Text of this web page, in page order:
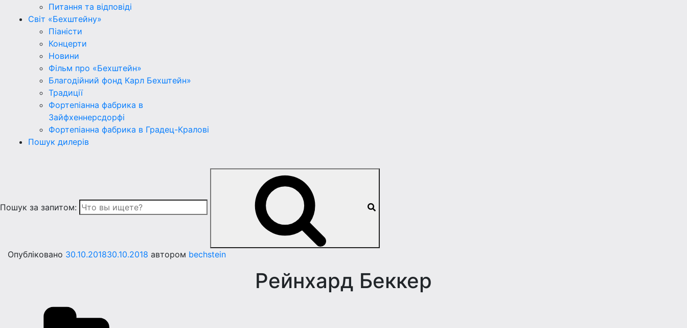
Питання та відповіді
Світ «Бехштейну»
Піаністи
Концерти
Новини
Фільм про «Бехштейн»
Благодійний фонд Карл Бехштейн»
Традиції
Фортепіанна фабрика в
Зайфхеннерсдорфi
Фортепіанна фабрика в Градец-Краловi
Пошук дилерів
Пошук за запитом:
Опубліковано 30.10.201830.10.2018 автором bechstein
Рейнхард Беккер